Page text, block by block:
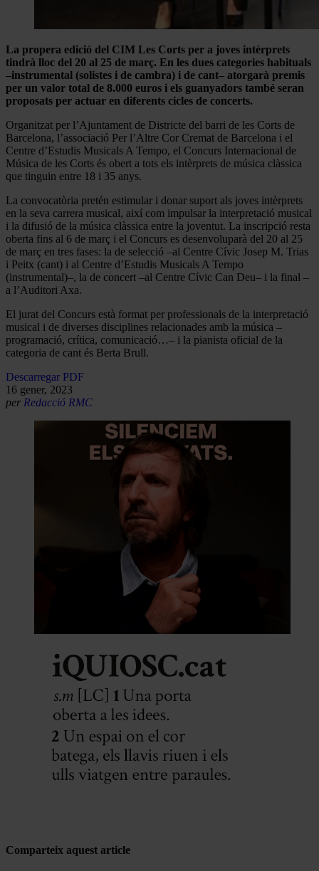
La propera edició del CIM Les Corts per a joves intèrprets
tindrà lloc del 20 al 25 de març. En les dues categories habituals
–instrumental (solistes i de cambra) i de cant– atorgarà premis
per un valor total de 8.000 euros i els guanyadors també seran
proposats per actuar en diferents cicles de concerts.
Organitzat per l’Ajuntament de Districte del barri de les Corts de
Barcelona, l’associació Per l’Altre Cor Cremat de Barcelona i el
Centre d’Estudis Musicals A Tempo, el Concurs Internacional de
Música de les Corts és obert a tots els intèrprets de música clàssica
que tinguin entre 18 i 35 anys.
La convocatòria pretén estimular i donar suport als joves intèrprets
en la seva carrera musical, així com impulsar la interpretació musical
i la difusió de la música clàssica entre la joventut. La inscripció resta
oberta fins al 6 de març i el Concurs es desenvoluparà del 20 al 25
de març en tres fases: la de selecció –al Centre Cívic Josep M. Trias
i Peitx (cant) i al Centre d’Estudis Musicals A Tempo
(instrumental)–, la de concert –al Centre Cívic Can Deu– i la final –
a l’Auditori Axa.
El jurat del Concurs està format per professionals de la interpretació
musical i de diverses disciplines relacionades amb la música –
programació, crítica, comunicació…– i la pianista oficial de la
categoria de cant és Berta Brull.
Descarregar PDF
16 gener, 2023
per Redacció RMC
Comparteix aquest article